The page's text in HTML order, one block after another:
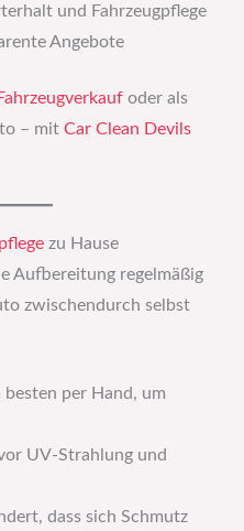
und Fahrzeugpflege
Angebote
Fahrzeugverkauf oder als
– mit Car Clean Devils
zu Hause
Aufbereitung regelmäßig
zwischendurch selbst
besten per Hand, um
UV-Strahlung und
dass sich Schmutz